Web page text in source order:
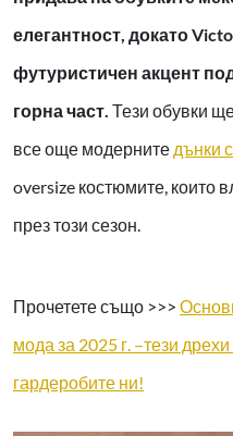
елегантност, докато
футуристичен акцент
горна част. Тези обувки
все още модерните дънки
oversize костюмите, които
през този сезон.
Прочетете също >>>
мода за 2025 г. –тези
гардеробите ни!